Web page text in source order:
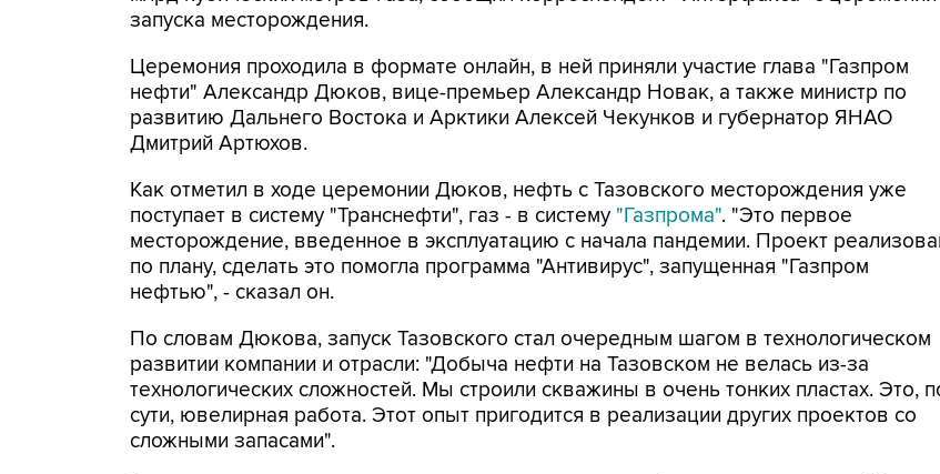
запуска месторождения.
Церемония проходила в формате онлайн, в ней приняли участие глава "Газпром
нефти" Александр Дюков, вице-премьер Александр Новак, а также министр по
развитию Дальнего Востока и Арктики Алексей Чекунков и губернатор ЯНАО
Дмитрий Артюхов.
Как отметил в ходе церемонии Дюков, нефть с Тазовского месторождения уже
поступает в систему "Транснефти", газ - в систему "Газпрома". "Это первое
месторождение, введенное в эксплуатацию с начала пандемии. Проект
по плану, сделать это помогла программа "Антивирус", запущенная "Газпром
нефтью", - сказал он.
По словам Дюкова, запуск Тазовского стал очередным шагом в технологическом
развитии компании и отрасли: "Добыча нефти на Тазовском не велась из-за
технологических сложностей. Мы строили скважины в очень тонких пластах. Это,
сути, ювелирная работа. Этот опыт пригодится в реализации других проектов со
сложными запасами".